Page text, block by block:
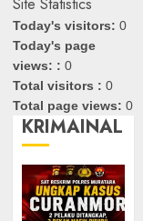
Site Statistics
Today's visitors:0
Today's page
views: :0
Total visitors :0
Total page views:0
KRIMAINAL